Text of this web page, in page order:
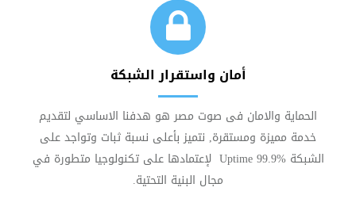
أمان واستقرار الشبكة
الحماية والامان فى صوت مصر هو هدفنا الاساسي لتقديم
خدمة مميزة ومستقرة, نتميز بأعلى نسبة ثبات وتواجد على
الشبكة Uptime 99.9% لإعتمادها على تكنولوجيا متطورة في
مجال البنية التحتية.